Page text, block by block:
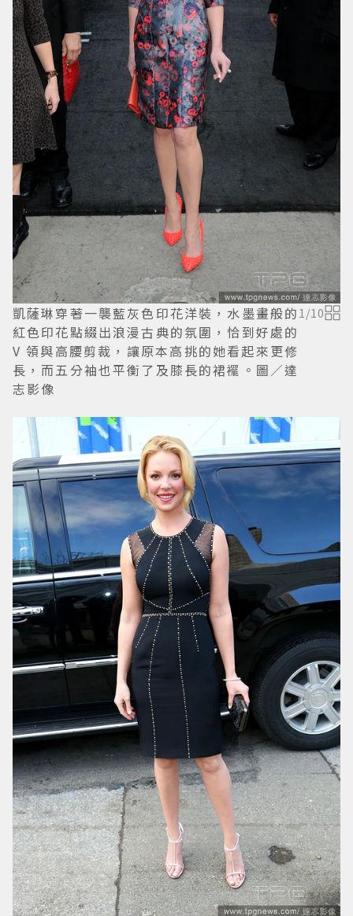
凱薩琳穿著一襲藍灰色印花洋裝，水墨畫般的
紅色印花點綴出浪漫古典的氛圍，恰到好處的
V 領與高腰剪裁，讓原本高挑的她看起來更修
長，而五分袖也平衡了及膝長的裙襬。圖／達
志影像
1 /10